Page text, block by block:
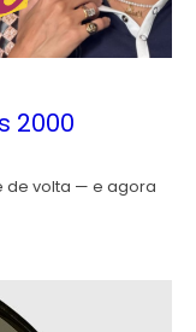
2000
de volta — e agora